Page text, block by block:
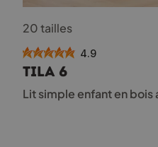
produit
a
plusieurs
variations.
Les
options
20 tailles
4.9
TILA 6
Lit simple enfant en